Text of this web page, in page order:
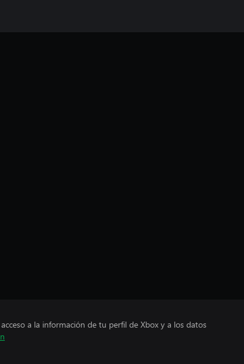
a la información de tu perfil de Xbox y a los datos